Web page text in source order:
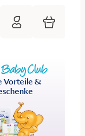
HiPP Mein
Vorteile &